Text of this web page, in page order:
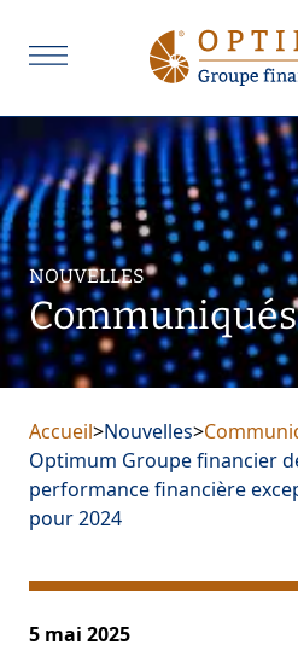
NOUVELLES
Communiqués
Accueil>Nouvelles>
Optimum Groupe financier
performance financière
pour 2024
5 mai 2025